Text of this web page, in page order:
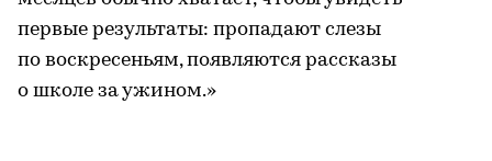
первые результаты: пропадают слезы
по воскресеньям, появляются рассказы
о школе за ужином.»